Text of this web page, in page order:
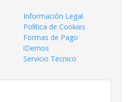
Información Legal
Política de Cookies
Formas de Pago
iDemos
Servicio Tecnico